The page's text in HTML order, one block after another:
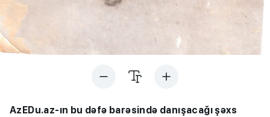
AzEDu.az-ın bu dəfə barəsində danışacağı şəxs